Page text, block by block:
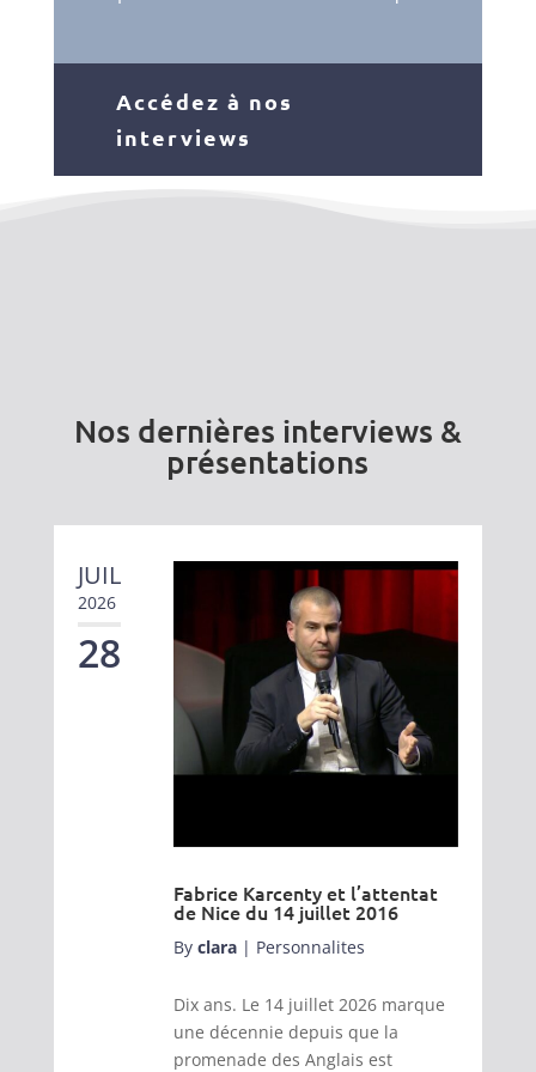
Accédez à nos
interviews
Nos dernières interviews &
présentations
JUIL
2026
28
Fabrice Karcenty et l’attentat
de Nice du 14 juillet 2016
By clara| Personnalites
Dix ans. Le 14 juillet 2026 marque
une décennie depuis que la
promenade des Anglais est